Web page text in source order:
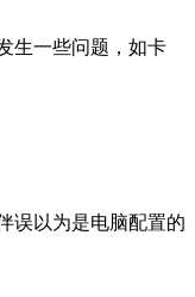
生一些问题，如卡
误以为是电脑配置的